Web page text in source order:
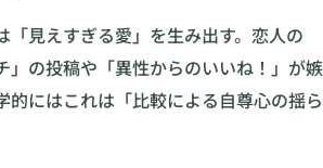
「見えすぎる愛」を生み出す。恋人の
」の投稿や「異性からのいいね！」が嫉
的にはこれは「比較による自尊心の揺ら